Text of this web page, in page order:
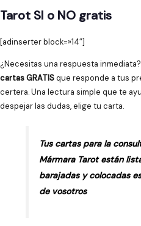
al
Tarot SI o NO gratis
[adinserter block=»14″]
¿Necesitas una respuesta inmediata?
cartas GRATISque responde a tus
certera. Una lectura simple que te
despejar las dudas, elige tu carta.
Tus cartas para la
Mármara Tarot están
barajadas y colocadas
de vosotros